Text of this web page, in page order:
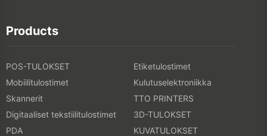
Products
POS-TULOKSET
Etiketulostimet
Mobiilitulostimet
Kulutuselektroniikka
Skannerit
TTO PRINTERS
Digitaaliset tekstiilitulostimet
3D-TULOKSET
PDA
KUVATULOKSET